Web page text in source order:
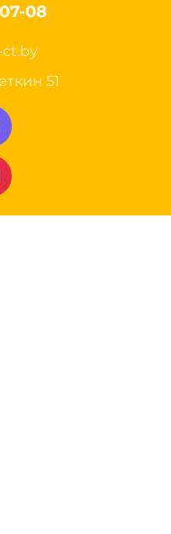
08
51